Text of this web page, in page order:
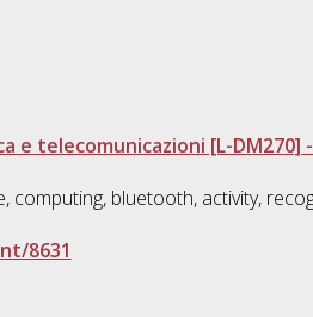
telecomunicazioni [L-DM270]
computing, bluetooth, activity,
8631